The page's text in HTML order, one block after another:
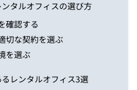
タルオフィスの選び方
確認する
切な契約を選ぶ
を選ぶ
るレンタルオフィス3選